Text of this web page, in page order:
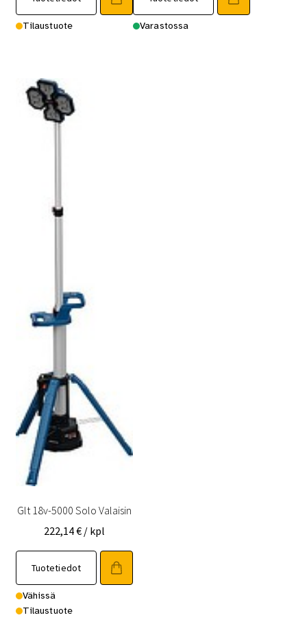
Tilaustuote Varastossa
Glt 18v-5000 Solo Valaisin
222,14€ / kpl
Tuotetiedot
Vähissä
Tilaustuote